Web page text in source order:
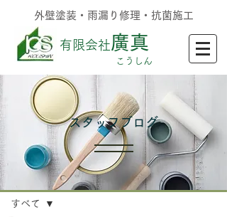
外壁塗装・雨漏り修理・抗菌施工
有限会社廣真
​こうしん
記事
すべて
​スタッフブログ